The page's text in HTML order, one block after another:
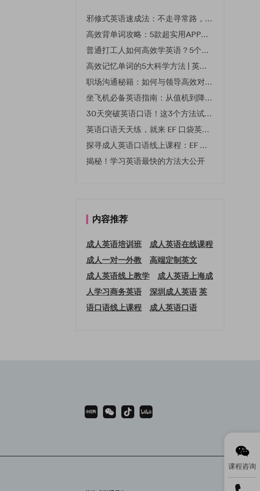
邪修式英语速成法：不走寻常路，英语战力狂飙！
高效背单词攻略：5款超实用APP推荐 | EF英孚教育
普通打工人如何高效学英语？5个实用技巧助你突破职场瓶颈
高效记忆单词的5大科学方法 | 英语学习必备技巧
职场沟通秘籍：如何与领导高效对话 | EF英孚职场指南
坐飞机必备英语指南：从值机到降落的全流程表达
30天突破英语口语！这3个方法试过的人都说有效
英语口语天天练，就来 EF 口袋英语微信小程序
探寻成人英语口语线上课程：EF 英孚教育凭什么领航
揭秘！学习英语最快的方法大公开
内容推荐
成人英语培训班
成人英语在线课程
成人一对一外教
高端定制英文
成人英语线上教学
成人英语上海成
人学习商务英语
深圳成人英语英
语口语线上课程
成人英语口语
课程咨询